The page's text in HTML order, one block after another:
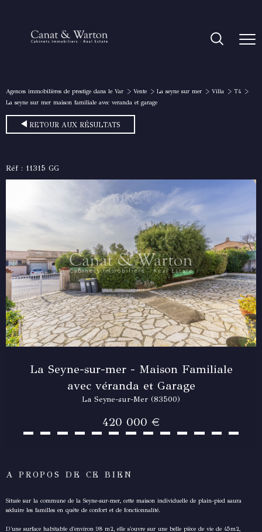
Agences immobilières de prestige dans le Var Vente La seyne sur mer Villa
T4
La seyne sur mer maison familiale avec veranda et garage
RETOUR AUX RÉSULTATS
Réf : 11315 GG
La Seyne-sur-mer - Maison Familiale
avec véranda et Garage
La Seyne-sur-Mer (83500)
420 000 €
A PROPOS DE CE BIEN
Située sur la commune de la Seyne-sur-mer, cette maison individuelle de plain-pied saura
séduire les familles en quête de confort et de fonctionnalité.
D'une surface habitable d'environ 98 m2, elle s'ouvre sur une belle pièce de vie de 45m2,